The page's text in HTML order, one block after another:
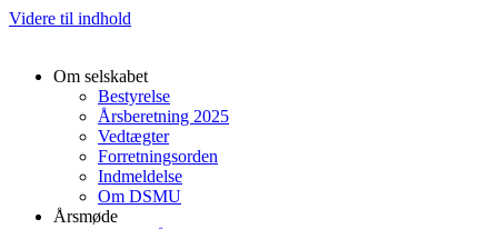
Videre til indhold
Om selskabet
Bestyrelse
Årsberetning 2025
Vedtægter
Forretningsorden
Indmeldelse
Om DSMU
Årsmøde